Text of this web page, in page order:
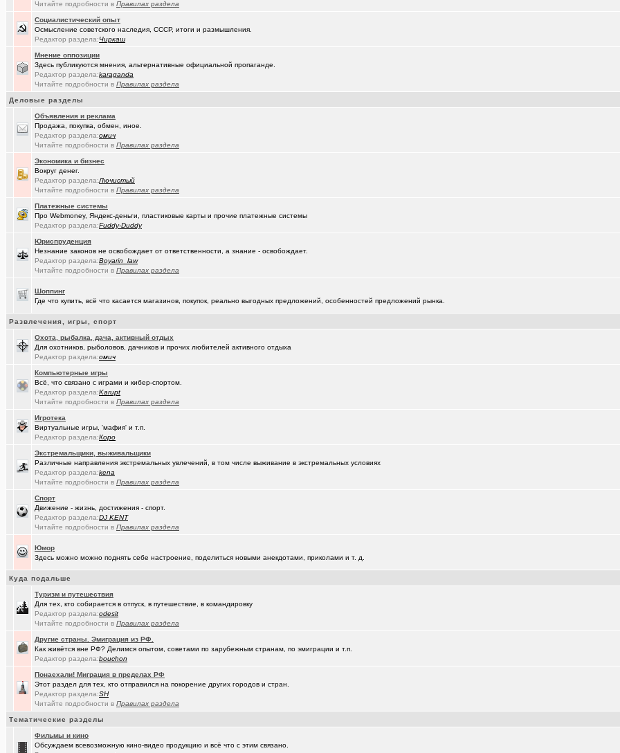
Ищу работу инженера конструктора/радиотехника (удаленно))
Омские фотографы(linuxmas..) +200
Всё о транспорте: автобусы, троллейбусы, трамваи, маршрутки(омич)
Импланты,импланты...(JUMPER) +18
С Днём Победы! (Рябина)
Интересное просто так
GPON (FTTx) от омского филиала «Ростелеком-Сибирь»
Что вы сейчас читаете?(ParIS) +4923
Девушка на заметку: насколько эффективны аппараты фотоэпиляц (Kebbos)
(Pihlak)
Кто ставил тепловычислитель ВКТ-9? (Kebbos)
Тепловычислители ВКТ-9 от "Теплоком-Сервис Москва"
Конституция социалистической России (проект)
Предложения турфирм и подбор туров(MSeni)
Случайные фото с мобильника(Sinmaster)
Санкции: что нравится и что не нравится
Энциклопедия Омской области онлайн.
Диалог с ИИ о романе «Мастер и Маргарита».(wvladimi..)
А вы уже переобулись?(Snarkens..)
неприятие к русским у меня(karaganda)
Покупка ботинок по моральным соображениям
100% женщин!.
(Злыдня)
Ремонт квартир/ванных комнат! Высококачественная отделка.
Кон Русов(wvladimi..) +60
Живопись Воронина В.Н. (wvladimi..)
Дарю гениальную идею
Ремонт окон ПВХ. К кому обратиться?(Ярославч..)
Индивидуальный тепловой пункт (ИТП)
Читайте подробности в Правилах раздела
Социалистический опыт
Осмысление советского наследия, СССР, итоги и размышления.
Редактор раздела:Чиркаш
Мнение оппозиции
Здесь публикуются мнения, альтернативные официальной пропаганде.
Редактор раздела:karaganda
Читайте подробности в Правилах раздела
Деловые разделы
Объявления и реклама
Продажа, покупка, обмен, иное.
Редактор раздела:омич
Читайте подробности в Правилах раздела
Экономика и бизнес
Вокруг денег.
Редактор раздела:Лючистый
Читайте подробности в Правилах раздела
Платежные системы
Про Webmoney, Яндекс-деньги, пластиковые карты и прочие платежные системы
Редактор раздела:Fuddy-Duddy
Юриспруденция
Незнание законов не освобождает от ответственности, а знание - освобождает.
Редактор раздела:Boyarin_law
Читайте подробности в Правилах раздела
Шоппинг
Где что купить, всё что касается магазинов, покупок, реально выгодных предложений, особенностей предложений рынка.
Развлечения, игры, спорт
Охота, рыбалка, дача, активный отдых
Для охотников, рыболовов, дачников и прочих любителей активного отдыха
Редактор раздела:омич
Компьютерные игры
Всё, что связано с играми и кибер-спортом.
Редактор раздела:Karupt
Читайте подробности в Правилах раздела
Игротека
Виртуальные игры, 'мафия' и т.п.
Редактор раздела:Коро
Экстремальщики, выживальщики
Различные направления экстремальных увлечений, в том числе выживание в экстремальных условиях
Редактор раздела:kena
Читайте подробности в Правилах раздела
Спорт
Движение - жизнь, достижения - спорт.
Редактор раздела:DJ KENT
Читайте подробности в Правилах раздела
Юмор
Здесь можно можно поднять себе настроение, поделиться новыми анекдотами, приколами и т. д.
Куда подальше
Туризм и путешествия
Для тех, кто собирается в отпуск, в путешествие, в командировку
Редактор раздела:odesit
Читайте подробности в Правилах раздела
Другие страны. Эмиграция из РФ.
Как живётся вне РФ? Делимся опытом, советами по зарубежным странам, по эмиграции и т.п.
Редактор раздела:bouchon
Понаехали! Миграция в пределах РФ
Этот раздел для тех, кто отправился на покорение других городов и стран.
Редактор раздела:SH
Читайте подробности в Правилах раздела
Тематические разделы
Фильмы и кино
Обсуждаем всевозможную кино-видео продукцию и всё что с этим связано.